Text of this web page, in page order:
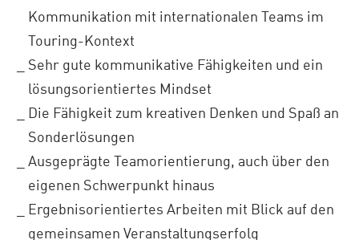
Kommunikation mit internationalen Teams im
Touring-Kontext
Sehr gute kommunikative Fähigkeiten und ein
lösungsorientiertes Mindset
Die Fähigkeit zum kreativen Denken und Spaß an
Sonderlösungen
Ausgeprägte Teamorientierung, auch über den
eigenen Schwerpunkt hinaus
Ergebnisorientiertes Arbeiten mit Blick auf den
gemeinsamen Veranstaltungserfolg